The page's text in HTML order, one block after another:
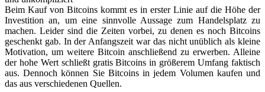
Beim Kauf von Bitcoins kommt es in erster Linie auf die Höhe der
Investition an, um eine sinnvolle Aussage zum Handelsplatz zu
machen. Leider sind die Zeiten vorbei, zu denen es noch Bitcoins
geschenkt gab. In der Anfangszeit war das nicht unüblich als kleine
Motivation, um weitere Bitcoin anschließend zu erwerben. Alleine
der hohe Wert schließt gratis Bitcoins in größerem Umfang faktisch
aus. Dennoch können Sie Bitcoins in jedem Volumen kaufen und
das aus verschiedenen Quellen.